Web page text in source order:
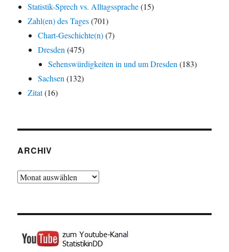
Statistik-Sprech vs. Alltagssprache(15)
Zahl(en) des Tages(701)
Chart-Geschichte(n)(7)
Dresden(475)
Sehenswürdigkeiten in und um Dresden(183)
Sachsen(132)
Zitat(16)
ARCHIV
Archiv